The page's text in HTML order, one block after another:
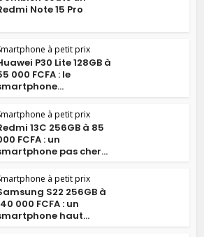
Note 15 Pro
à petit prix
P30 Lite 128GB à
000 FCFA : le
à petit prix
13C 256GB à 85
FCFA : un
pas cher...
à petit prix
S22 256GB à
000 FCFA : un
haut...